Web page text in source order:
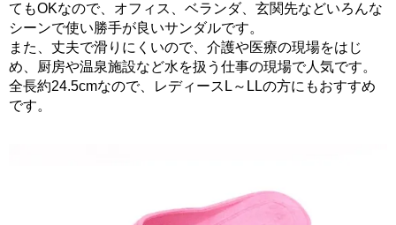
てもOKなので、オフィス、ベランダ、玄関先などいろんな
シーンで使い勝手が良いサンダルです。
また、丈夫で滑りにくいので、介護や医療の現場をはじ
め、厨房や温泉施設など水を扱う仕事の現場で人気です。
全長約24.5cmなので、レディースL～LLの方にもおすすめ
です。